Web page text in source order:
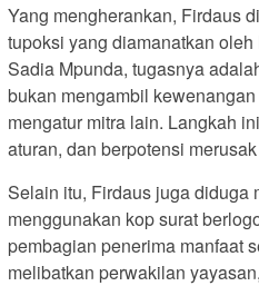
Yang mengherankan, Firdaus
tupoksi yang diamanatkan
Sadia Mpunda, tugasnya
bukan mengambil
mengatur mitra lain. Langkah
aturan, dan berpotensi
Selain itu, Firdaus juga diduga
menggunakan kop surat
pembagian penerima manfaat
melibatkan perwakilan